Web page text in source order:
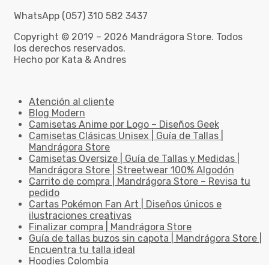
WhatsApp (057) 310 582 3437
Copyright © 2019 – 2026 Mandrágora Store. Todos
los derechos reservados.
Hecho por Kata & Andres
Atención al cliente
Blog Modern
Camisetas Anime por Logo – Diseños Geek
Camisetas Clásicas Unisex | Guía de Tallas |
Mandrágora Store
Camisetas Oversize | Guía de Tallas y Medidas |
Mandrágora Store | Streetwear 100% Algodón
Carrito de compra | Mandrágora Store – Revisa tu
pedido
Cartas Pokémon Fan Art | Diseños únicos e
ilustraciones creativas
Finalizar compra | Mandrágora Store
Guía de tallas buzos sin capota | Mandrágora Store |
Encuentra tu talla ideal
Hoodies Colombia